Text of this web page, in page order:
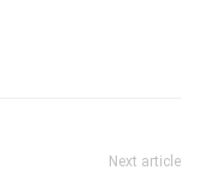
Next article